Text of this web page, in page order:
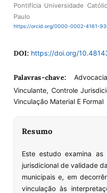
Pontifícia Universidade
Paulo
https://orcid.org/0000-0002-4161-
DOI: https://doi.org/
Palavras-chave:
Vinculante, Controle
Vinculação Material E Formal
Resumo
Este estudo examina
jurisdicional de validade
municipais e, em
vinculação às